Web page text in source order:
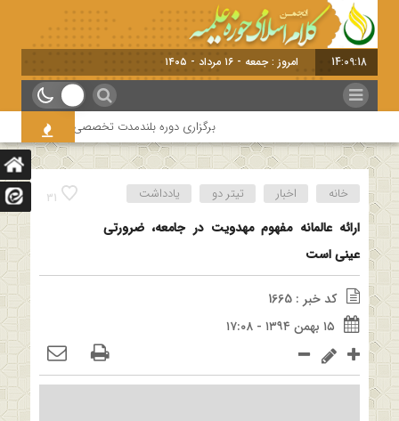
14:09:19 امروز : جمعه - ۱۶ مرداد - ۱۴۰۵
برگزاری دوره بلندمدت تخصصی و کارگاه آموزشی
31 خانه اخبار تیتر دو یادداشت
ارائه عالمانه مفهوم مهدویت در جامعه، ضرورتی
عینی است
کد خبر : 1665
۱۵ بهمن ۱۳۹۴ - ۱۷:۰۸